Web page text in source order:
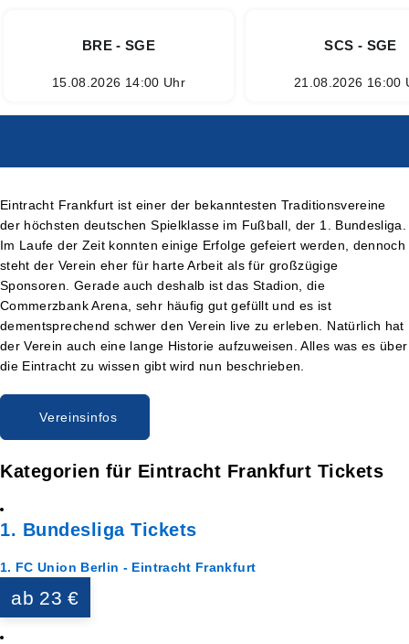
BRE - SGE
15.08.2026 14:00 Uhr
SCS - SGE
21.08.2026 16:00
Eintracht Frankfurt ist einer der bekanntesten Traditionsvereine
der höchsten deutschen Spielklasse im Fußball, der 1. Bundesliga.
Im Laufe der Zeit konnten einige Erfolge gefeiert werden, dennoch
steht der Verein eher für harte Arbeit als für großzügige
Sponsoren. Gerade auch deshalb ist das Stadion, die
Commerzbank Arena, sehr häufig gut gefüllt und es ist
dementsprechend schwer den Verein live zu erleben. Natürlich hat
der Verein auch eine lange Historie aufzuweisen. Alles was es über
die Eintracht zu wissen gibt wird nun beschrieben.
Vereinsinfos
Kategorien für Eintracht Frankfurt Tickets
1. Bundesliga Tickets
1. FC Union Berlin - Eintracht Frankfurt
ab 23 €